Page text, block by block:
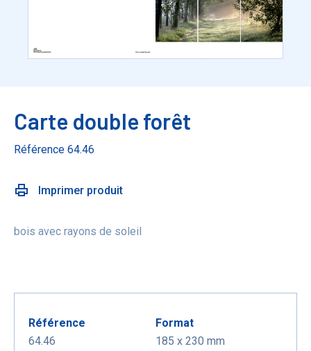
Carte double forêt
Référence 64.46
Imprimer produit
bois avec rayons de soleil
Référence
64.46
Format
185 x 230 mm